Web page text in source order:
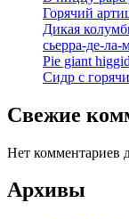
Горячий
Дикая
сьерра-де-ла-
Pie giant
Сидр с
Свежие
Нет комментариев
Архивы